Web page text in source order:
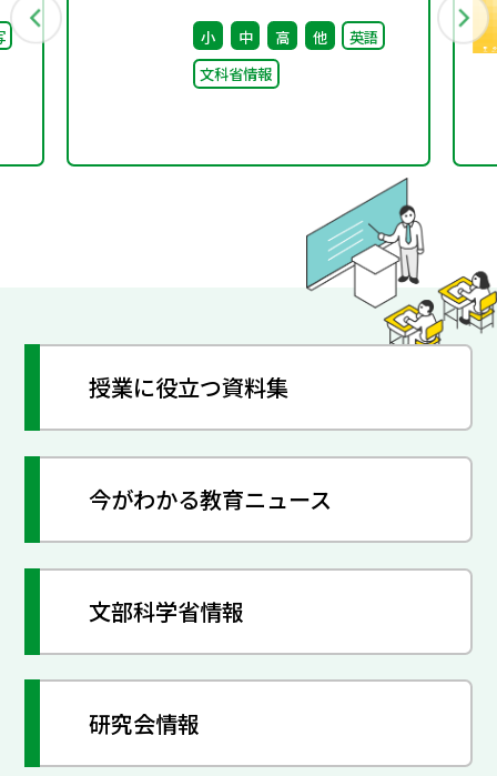
小 中 高 他
英語
文科省情報
授業に役立つ資料集
今がわかる教育ニュース
文部科学省情報
研究会情報